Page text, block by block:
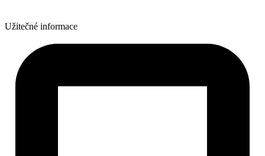
Užitečné informace